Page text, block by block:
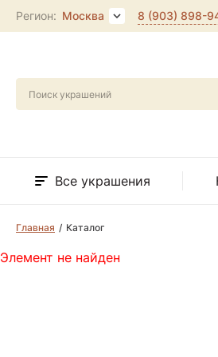
Регион: Москва 8 (903) 898-
Все украшения
Главная Каталог
Элемент не найден